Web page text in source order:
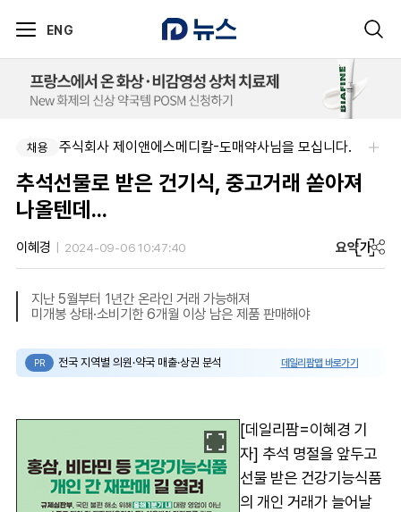
ENG
채용 주식회사 제이앤에스메디칼-도매약사님을 모십니다.
추석선물로 받은 건기식, 중고거래 쏟아져
나올텐데...
이혜경 2024-09-06 10:47:40 요약가
지난 5월부터 1년간 온라인 거래 가능해져
미개봉 상태·소비기한 6개월 이상 남은 제품 판매해야
PR 전국 지역별 의원·약국 매출·상권 분석 데일리팜맵 바로가기
[데일리팜=이혜경 기
자] 추석 명절을 앞두고
선물 받은 건강기능식품
의 개인 거래가 늘어날